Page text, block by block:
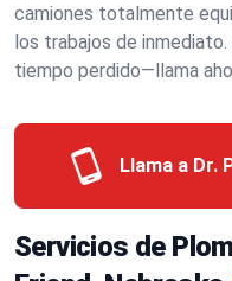
camiones totalmente
los trabajos de
tiempo perdido—llama
Llama a Dr.
Servicios de